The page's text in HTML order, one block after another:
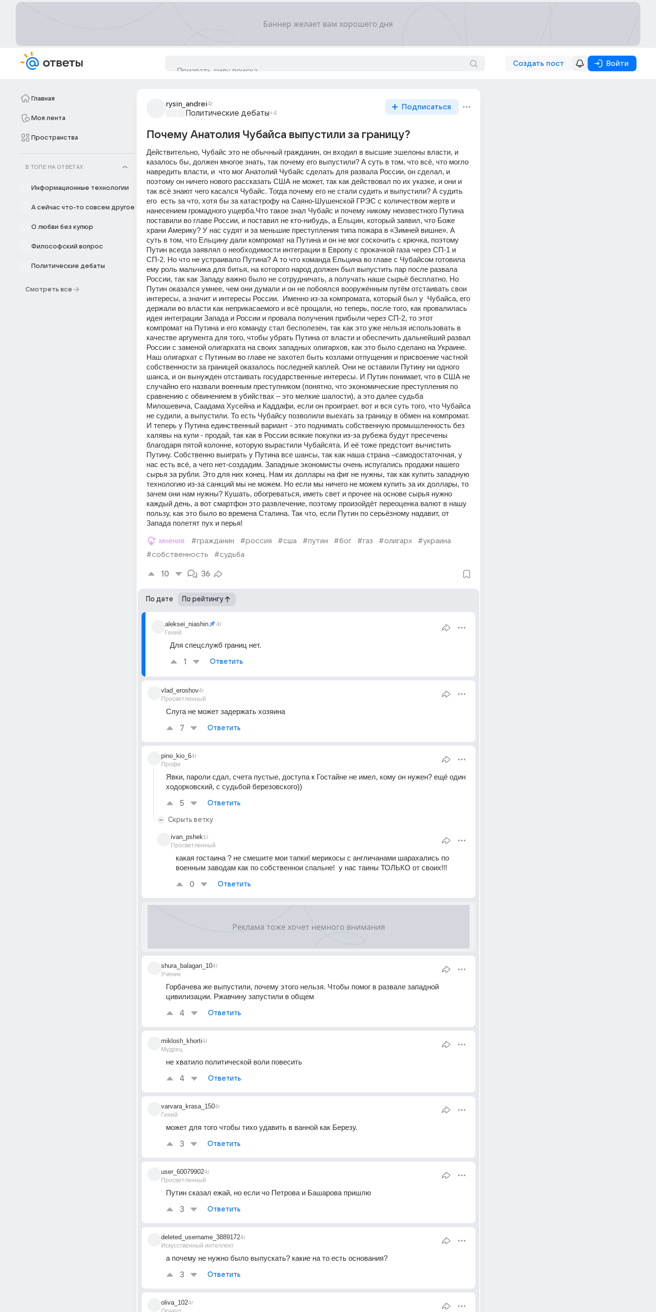
Создать пост Войти
Главная
Моя лента
Пространства
В ТОПЕ НА ОТВЕТАХ
Информационные технологии
А сейчас что-то совсем другое
О любви без купюр
Философский вопрос
Политические дебаты
Смотреть все
rysin_andrei4г
Политические дебаты+4
Подписаться
Почему Анатолия Чубайса выпустили за границу?
Действительно, Чубайс это не обычный гражданин, он входил в высшие эшелоны власти, и
казалось бы, должен многое знать, так почему его выпустили? А суть в том, что всё, что могло
навредить власти, и  что мог Анатолий Чубайс сделать для развала России, он сделал, и
поэтому он ничего нового рассказать США не может, так как действовал по их указке, и они и
так всё знают чего касался Чубайс. Тогда почему его не стали судить и выпустили? А судить
его  есть за что, хотя бы за катастрофу на Саяно-Шушенской ГРЭС с количеством жертв и
нанесением громадного ущерба.Что такое знал Чубайс и почему никому неизвестного Путина
поставили во главе России, и поставил не кто-нибудь, а Ельцин, который заявил, что Боже
храни Америку? У нас судят и за меньшие преступления типа пожара в «Зимней вишне». А
суть в том, что Ельцину дали компромат на Путина и он не мог соскочить с крючка, поэтому
Путин всегда заявлял о необходимости интеграции в Европу с прокачкой газа через СП-1 и
СП-2. Но что не устраивало Путина? А то что команда Ельцина во главе с Чубайсом готовила
ему роль мальчика для битья, на которого народ должен был выпустить пар после развала
России, так как Западу важно было не сотрудничать, а получать наше сырьё бесплатно. Но
Путин оказался умнее, чем они думали и он не побоялся вооружённым путём отстаивать свои
интересы, а значит и интересы России.  Именно из-за компромата, который был у  Чубайса, его
держали во власти как неприкасаемого и всё прощали, но теперь, после того, как провалилась
идея интеграции Запада и России и провала получения прибыли через СП-2, то этот
компромат на Путина и его команду стал бесполезен, так как это уже нельзя использовать в
качестве аргумента для того, чтобы убрать Путина от власти и обеспечить дальнейший развал
России с заменой олигархата на своих западных олигархов, как это было сделано на Украине.
Наш олигархат с Путиным во главе не захотел быть козлами отпущения и присвоение частной
собственности за границей оказалось последней каплей. Они не оставили Путину ни одного
шанса, и он вынужден отстаивать государственные интересы. И Путин понимает, что в США не
случайно его назвали военным преступником (понятно, что экономические преступления по
сравнению с обвинением в убийствах – это мелкие шалости), а это далее судьба
Милошевича, Саадама Хусейна и Каддафи, если он проиграет. вот и вся суть того, что Чубайса
не судили, а выпустили. То есть Чубайсу позволили выехать за границу в обмен на компромат.
И теперь у Путина единственный вариант - это поднимать собственную промышленность без
халявы на купи - продай, так как в России всякие покупки из-за рубежа будут пресечены
благодаря пятой колонне, которую вырастили Чубайсята. И её тоже предстоит вычистить
Путину. Собственно выиграть у Путина все шансы, так как наша страна –самодостаточная, у
нас есть всё, а чего нет-создадим. Западные экономисты очень испугались продажи нашего
сырья за рубли. Это для них конец. Нам их доллары на фиг не нужны, так как купить западную
технологию из-за санкций мы не можем. Но если мы ничего не можем купить за их доллары, то
зачем они нам нужны? Кушать, обогреваться, иметь свет и прочее на основе сырья нужно
каждый день, а вот смартфон это развлечение, поэтому произойдёт переоценка валют в нашу
пользу, как это было во времена Сталина. Так что, если Путин по серьёзному надавит, от
Запада полетят пух и перья!
мнения #гражданин #россия #сша #путин #бог #газ #олигарх
#украина
#собственность
#судьба
10 36
По дате По рейтингу
aleksei_niashin
Гений
4г
Для спецслужб границ нет.
1 Ответить
vlad_eroshov
Просветленный
4г
Слуга не может задержать хозяина
7 Ответить
pino_kio_6
Профи
4г
Явки, пароли сдал, счета пустые, доступа к Гостайне не имел, кому он нужен? ещё один
ходорковский, с судьбой березовского))
5 Ответить
Скрыть ветку
ivan_pshek
Просветленный
1г
какая гостаина ? не смешите мои тапки! мерикосы с англичанами шарахались по
военным заводам как по собственнои спальне!  у нас таины ТОЛЬКО от своих!!!
0 Ответить
shura_balagan_10
Ученик
4г
Горбачева же выпустили, почему этого нельзя. Чтобы помог в развале западной
цивилизации. Ржавчину запустили в общем
4 Ответить
miklosh_khorti
Мудрец
4г
не хватило политической воли повесить
4 Ответить
varvara_krasa_150
Гений
4г
может для того чтобы тихо удавить в ванной как Березу.
3 Ответить
user_60079902
Просветленный
4г
Путин сказал ежай, но если чо Петрова и Башарова пришлю
3 Ответить
deleted_username_3889172
Искусственный интеллект
4г
а почему не нужно было выпускать? какие на то есть основания?
3 Ответить
oliva_1024г